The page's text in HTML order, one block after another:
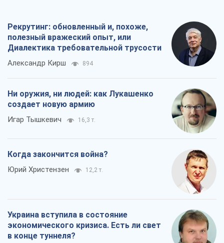
Рекрутинг: обновленный и, похоже,
полезный вражеский опыт, или
Диалектика требовательной трусости
Александр Кирш 894
Ни оружия, ни людей: как Лукашенко
создает новую армию
Игар Тышкевич 16,3 т.
Когда закончится война?
Юрий Христензен 12,2 т.
Украина вступила в состояние
экономического кризиса. Есть ли свет
в конце туннеля?